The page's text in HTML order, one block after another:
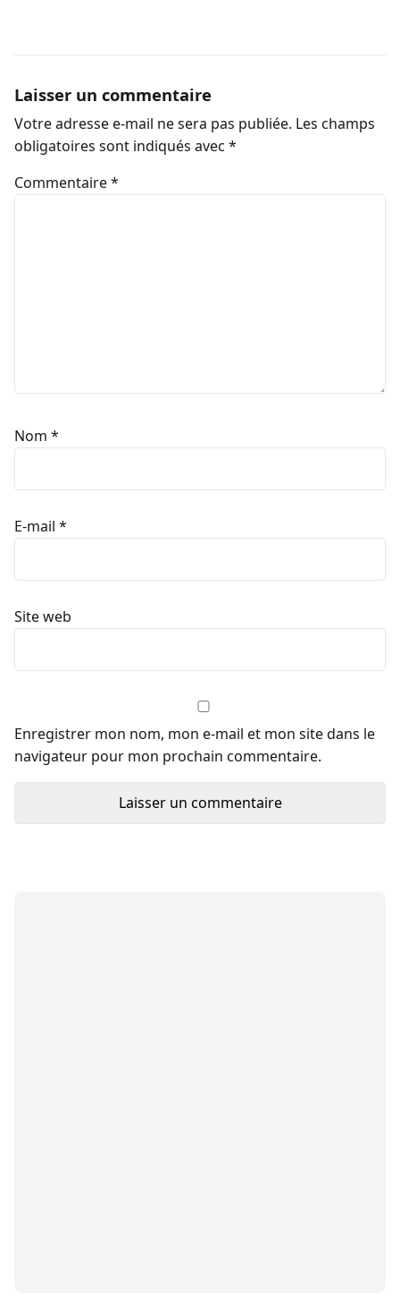
Laisser un commentaire
Votre adresse e-mail ne sera pas publiée. Les champs
obligatoires sont indiqués avec *
Commentaire*
Nom *
E-mail *
Site web
Enregistrer mon nom, mon e-mail et mon site dans le
navigateur pour mon prochain commentaire.